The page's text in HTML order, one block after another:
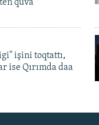
quva
işini toqtattı,
ise Qırımda daa